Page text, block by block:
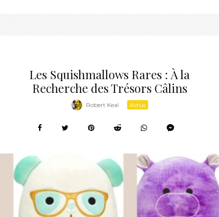
Les Squishmallows Rares : À la
Recherche des Trésors Câlins
Robert Keal · Actus